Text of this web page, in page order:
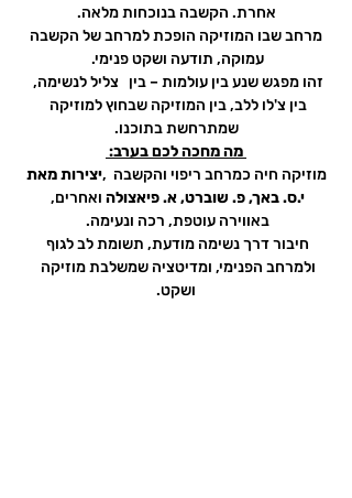
אחרת. הקשבה בנוכחות מלאה.
מרחב שבו המוזיקה הופכת למרחב של הקשבה
עמוקה, תודעה ושקט פנימי.
זהו מפגש שנע בין עולמות – בין   צליל לנשימה,
בין צ'לו ללב, בין המוזיקה שבחוץ למוזיקה
שמתרחשת בתוכנו.
מה מחכה לכם בערב:
מוזיקה חיה כמרחב ריפוי והקשבה  ,יצירות מאת
י.ס. באך, פ. שוברט, א. פיאצולה ואחרים,
באווירה עוטפת, רכה ונעימה.
חיבור דרך נשימה מודעת, תשומת לב לגוף
ולמרחב הפנימי, ומדיטציה שמשלבת מוזיקה
ושקט.